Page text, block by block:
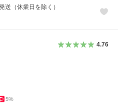
送（休業日を除く）
4.76
5%